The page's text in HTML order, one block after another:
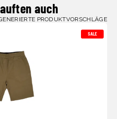
auch
PRODUKTVORSCHLÄGE
SALE